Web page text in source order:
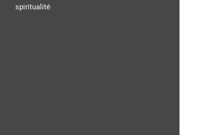
spiritualité